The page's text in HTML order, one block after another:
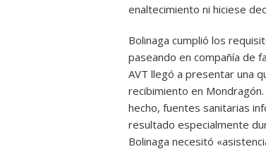
enaltecimiento ni hiciese
Bolinaga cumplió los
paseando en compañía de
AVT llegó a presentar una
recibimiento en
hecho, fuentes sanitarias
resultado especialmente
Bolinaga necesitó